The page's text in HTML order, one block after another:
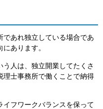
であれ独立している場合であ
あります。
人は、独立開業してたくさ
理士事務所で働くことで納得
イフワークバランスを保って